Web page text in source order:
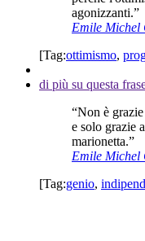
agonizzanti.”
Emile Michel
[Tag:ottimismo,
di più su questa
“Non è grazie
e solo grazie
marionetta.”
Emile Michel
[Tag:genio,